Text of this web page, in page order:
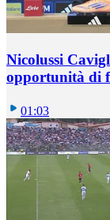
Nicolussi
opportunità di
01:03